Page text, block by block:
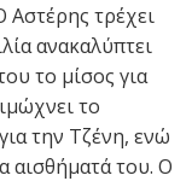
Αστέρης τρέχει
ανακαλύπτει
το μίσος για
το
την Τζένη, ενώ
αισθήματά του. Ο